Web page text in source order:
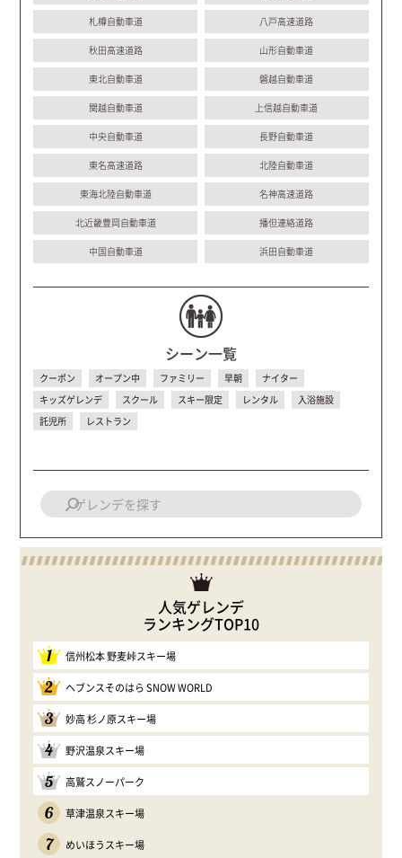
札樽自動車道 八戸高速道路
秋田高速道路 山形自動車道
東北自動車道 磐越自動車道
関越自動車道 上信越自動車道
中央自動車道 長野自動車道
東名高速道路 北陸自動車道
東海北陸自動車道 名神高速道路
北近畿豊岡自動車道 播但連絡道路
中国自動車道 浜田自動車道
シーン一覧
クーポン オープン中 ファミリー 早朝
ナイター
キッズゲレンデ
スクール スキー限定 レンタル
入浴施設
託児所
レストラン
人気ゲレンデ
ランキングTOP10
1 信州松本 野麦峠スキー場
2 ヘブンスそのはら SNOW WORLD
3 妙高 杉ノ原スキー場
4 野沢温泉スキー場
5 高鷲スノーパーク
6 草津温泉スキー場
7 めいほうスキー場